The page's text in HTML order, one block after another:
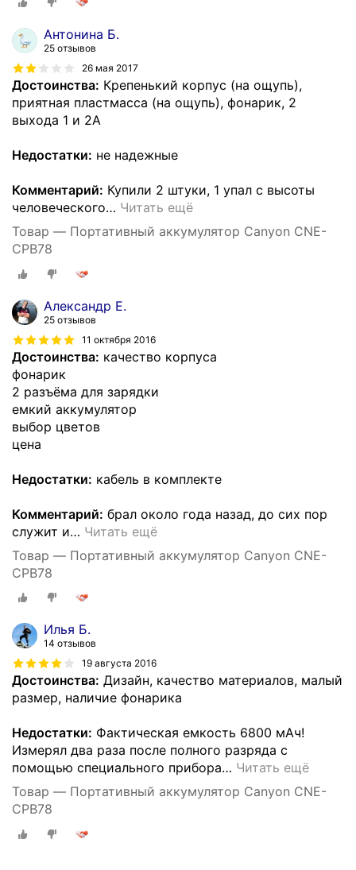
Антонина Б.
25 отзывов
26 мая 2017
Достоинства: Крепенький корпус (на ощупь),
приятная пластмасса (на ощупь), фонарик, 2
выхода 1 и 2А
Недостатки: не надежные
Комментарий: Купили 2 штуки, 1 упал с высоты
человеческого… Читать ещё
Товар — Портативный аккумулятор Canyon CNE-
CPB78
Александр Е.
25 отзывов
11 октября 2016
Достоинства: качество корпуса
фонарик
2 разъёма для зарядки
емкий аккумулятор
выбор цветов
цена
Недостатки: кабель в комплекте
Комментарий: брал около года назад, до сих пор
служит и… Читать ещё
Товар — Портативный аккумулятор Canyon CNE-
CPB78
Илья Б.
14 отзывов
19 августа 2016
Достоинства: Дизайн, качество материалов, малый
размер, наличие фонарика
Недостатки: Фактическая емкость 6800 мАч!
Измерял два раза после полного разряда с
помощью специального прибора… Читать ещё
Товар — Портативный аккумулятор Canyon CNE-
CPB78